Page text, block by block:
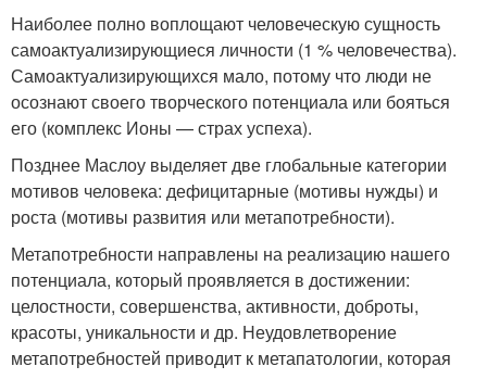
Наиболее полно воплощают человеческую сущность
самоактуализирующиеся личности (1 % человечества).
Самоактуализирующихся мало, потому что люди не
осознают своего творческого потенциала или бояться
его (комплекс Ионы — страх успеха).
Позднее Маслоу выделяет две глобальные категории
мотивов человека: дефицитарные (мотивы нужды) и
роста (мотивы развития или метапотребности).
Метапотребности направлены на реализацию нашего
потенциала, который проявляется в достижении:
целостности, совершенства, активности, доброты,
красоты, уникальности и др. Неудовлетворение
метапотребностей приводит к метапатологии, которая